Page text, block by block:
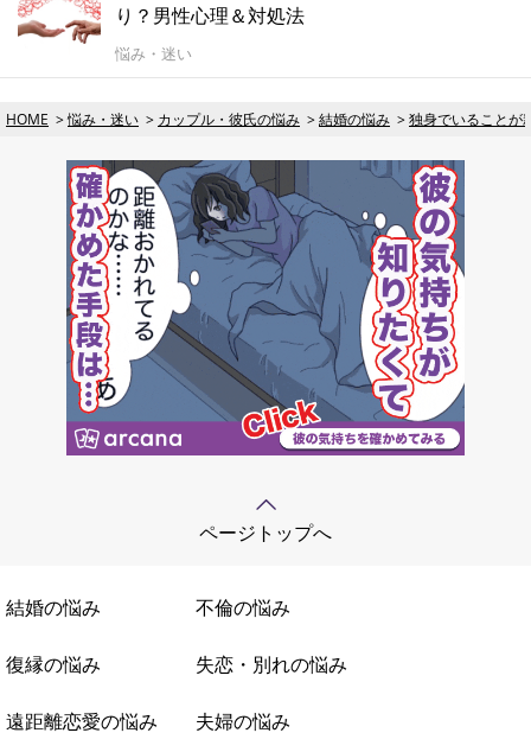
り？男性心理＆対処法
悩み・迷い
HOME 悩み・迷い カップル・彼氏の悩み 結婚の悩み 独身でいることが
ページトップへ
結婚の悩み 不倫の悩み
復縁の悩み 失恋・別れの悩み
遠距離恋愛の悩み 夫婦の悩み